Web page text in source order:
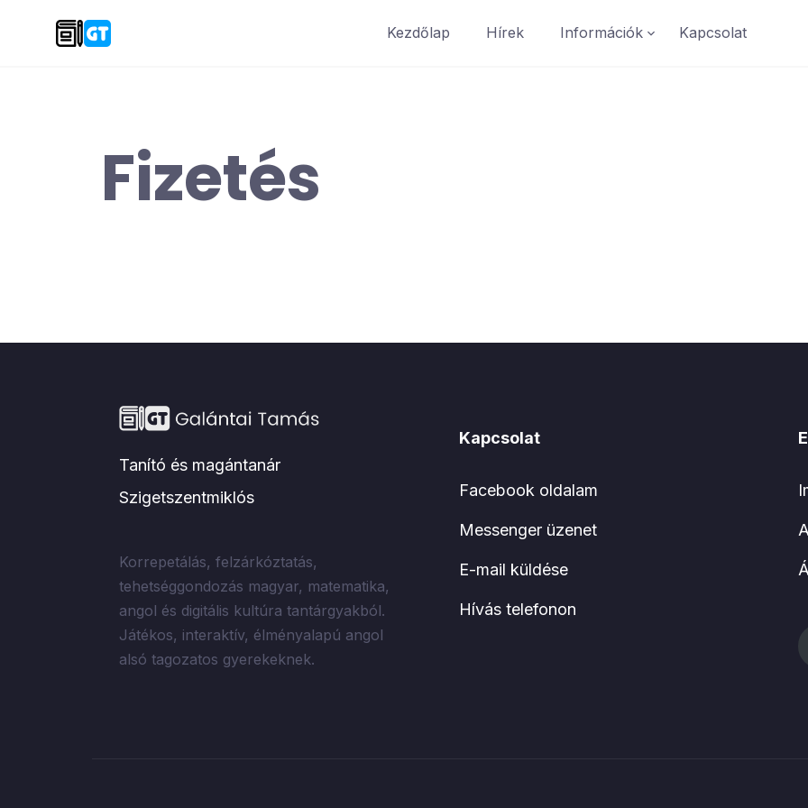
Kezdőlap Hírek Információk Kapcsolat
Fizetés
Tanító és magántanár
Szigetszentmiklós
Korrepetálás, felzárkóztatás,
tehetséggondozás magyar, matematika,
angol és digitális kultúra tantárgyakból.
Játékos, interaktív, élményalapú angol
alsó tagozatos gyerekeknek.
Kapcsolat
Facebook oldalam
Messenger üzenet
E-mail küldése
Hívás telefonon